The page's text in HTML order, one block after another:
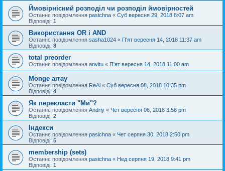
Ймовірнісний розподіл чи розподіл ймовірностей
Останнє повідомлення pasichna « Суб вересня 29, 2018 8:07 am
Відповіді: 1
Використання OR і AND
Останнє повідомлення sasha1024 « П'ят вересня 14, 2018 11:37 am
Відповіді: 8
total preorder
Останнє повідомлення anvitu « П'ят вересня 14, 2018 11:00 am
Monge array
Останнє повідомлення ReAl « Суб вересня 08, 2018 10:35 pm
Відповіді: 4
Як перекласти "Ми"?
Останнє повідомлення Andriy « Чет вересня 06, 2018 3:56 pm
Відповіді: 2
Індекси
Останнє повідомлення pasichna « Чет серпня 30, 2018 2:50 pm
Відповіді: 5
membership (sets)
Останнє повідомлення pasichna « Нед серпня 19, 2018 9:41 pm
Відповіді: 1